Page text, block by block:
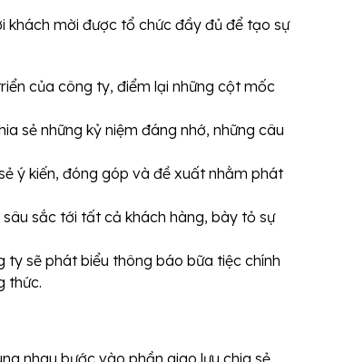
khách mời được tổ chức đầy đủ để tạo sự
của công ty, điểm lại những cột mốc
sẻ những kỷ niệm đáng nhớ, những câu
ý kiến, đóng góp và đề xuất nhằm phát
sắc tới tất cả khách hàng, bày tỏ sự
ty sẽ phát biểu thông báo bữa tiệc chính
thức.
nhau bước vào phần giao lưu chia sẻ.